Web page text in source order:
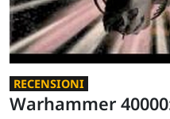
RECENSIONI
Warhammer